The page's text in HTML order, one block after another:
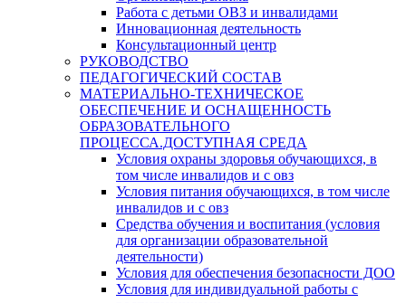
Работа с детьми ОВЗ и инвалидами
Инновационная деятельность
Консультационный центр
РУКОВОДСТВО
ПЕДАГОГИЧЕСКИЙ СОСТАВ
МАТЕРИАЛЬНО-ТЕХНИЧЕСКОЕ
ОБЕСПЕЧЕНИЕ И ОСНАЩЕННОСТЬ
ОБРАЗОВАТЕЛЬНОГО
ПРОЦЕССА.ДОСТУПНАЯ СРЕДА
Условия охраны здоровья обучающихся, в
том числе инвалидов и с овз
Условия питания обучающихся, в том числе
инвалидов и с овз
Средства обучения и воспитания (условия
для организации образовательной
деятельности)
Условия для обеспечения безопасности ДОО
Условия для индивидуальной работы с